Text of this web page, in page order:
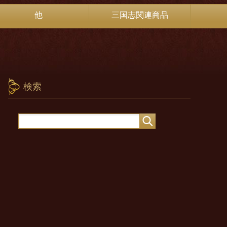
他 三国志関連商品
検索